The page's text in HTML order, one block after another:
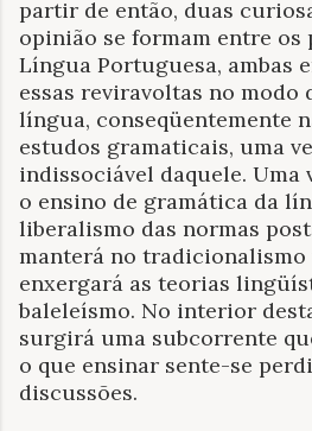
partir de então, duas
opinião se formam entre os
Língua Portuguesa, ambas
essas reviravoltas no modo
língua, conseqüentemente
estudos gramaticais, uma
indissociável daquele. Uma
o ensino de gramática da
liberalismo das normas
manterá no tradicionalismo
enxergará as teorias
baleleísmo. No interior
surgirá uma subcorrente
o que ensinar sente-se
discussões.